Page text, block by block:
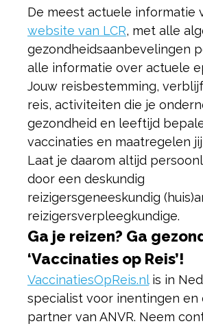
De meest actuele informatie
website van LCR, met alle
gezondheidsaanbevelingen
alle informatie over actuele
Jouw reisbestemming,
reis, activiteiten die je
gezondheid en leeftijd
vaccinaties en maatregelen
Laat je daarom altijd
door een deskundig
reizigersgeneeskundig
reizigersverpleegkundige.
Ga je reizen? Ga
‘Vaccinaties op Reis’!
VaccinatiesOpReis.nl is in
specialist voor inentingen en
partner van ANVR. Neem